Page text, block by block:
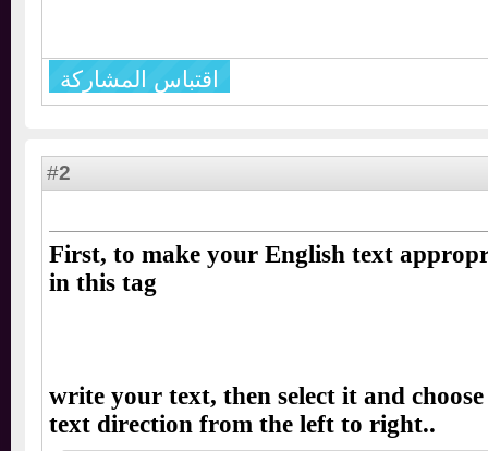
اقتباس المشاركة
First, to make your English text
in this tag
write your text, then select it and
text direction from the left to right..